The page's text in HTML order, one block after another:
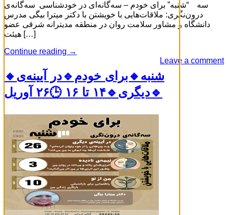
سه “شنبه” برای خودم – سه‌گانه‌ای در خودشناسی سه‌گانه‌ی
درون‌نگری: ملاقات‌هایی با خویشتن با دکتر میترا بیگی مدرس
دانشگاه و مشاور سلامت روان در منطقه مدیترانه شرقی عضو
هیئت […]
Continue reading →
Leave a comment
🔸شنبه🔸برای خودم🔹در آیینه‌ی
دیگری🔹۱۴ تا ۱۶ 🕒۲۶ آوریل🔹